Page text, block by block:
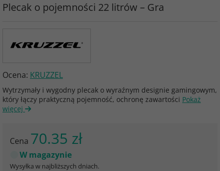
Plecak o pojemności 22 litrów – Gra
Ocena: KRUZZEL
Wytrzymały i wygodny plecak o wyraźnym designie gamingowym,
który łączy praktyczną pojemność, ochronę zawartości Pokaż
więcej
Cena 70.35 zł
W magazynie
Wysyłka w najbliższych dniach.